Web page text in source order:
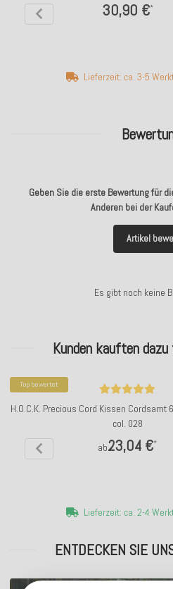
Geben Sie die erste Bewertung für
Anderen bei der
Artikel
Es gibt noch keine
30,90 €*
Lieferzeit: ca. 3-5
Kunden kauften
Top bewertet
H.O.C.K. Precious Cord Kissen Cordsamt
col. 028
ab23,04 €*
Lieferzeit: ca. 2-4
ENTDECKEN SIE